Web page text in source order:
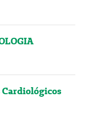
Cardiológicos